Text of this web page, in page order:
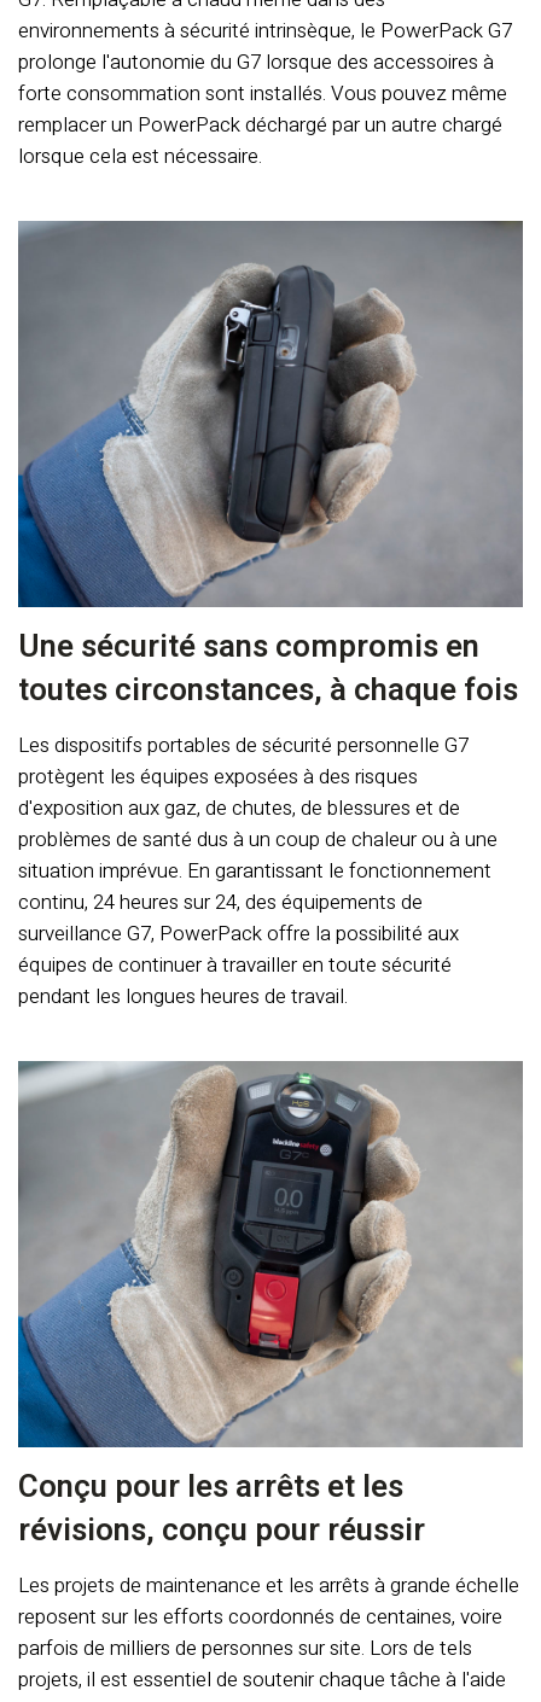
environnements à sécurité intrinsèque, le PowerPack G7
prolonge l'autonomie du G7 lorsque des accessoires à
forte consommation sont installés. Vous pouvez même
remplacer un PowerPack déchargé par un autre chargé
lorsque cela est nécessaire.
Une sécurité sans compromis en
toutes circonstances, à chaque fois
Les dispositifs portables de sécurité personnelle G7
protègent les équipes exposées à des risques
d'exposition aux gaz, de chutes, de blessures et de
problèmes de santé dus à un coup de chaleur ou à une
situation imprévue. En garantissant le fonctionnement
continu, 24 heures sur 24, des équipements de
surveillance G7, PowerPack offre la possibilité aux
équipes de continuer à travailler en toute sécurité
pendant les longues heures de travail.
Conçu pour les arrêts et les
révisions, conçu pour réussir
Les projets de maintenance et les arrêts à grande échelle
reposent sur les efforts coordonnés de centaines, voire
parfois de milliers de personnes sur site. Lors de tels
projets, il est essentiel de soutenir chaque tâche à l'aide